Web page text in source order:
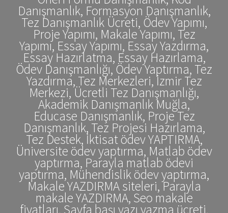
Danışmanlık, Formasyon Danışmanlık,
Tez Danışmanlık Ücreti, Ödev Yapımı,
Proje Yapımı, Makale Yapımı, Tez
Yapımı, Essay Yapımı, Essay Yazdırma,
Essay Hazırlatma, Essay Hazırlama,
Ödev Danışmanlığı, Ödev Yaptırma, Tez
Yazdırma, Tez Merkezleri, İzmir Tez
Merkezi, Ücretli Tez Danışmanlığı,
Akademik Danışmanlık Muğla,
Educase Danışmanlık, Proje Tez
Danışmanlık, Tez Projesi Hazırlama,
Tez Destek, İktisat ödev YAPTIRMA,
Üniversite ödev yaptırma, Matlab ödev
yaptırma, Parayla matlab ödevi
yaptırma, Mühendislik ödev yaptırma,
Makale YAZDIRMA siteleri, Parayla
makale YAZDIRMA, Seo makale
fiyatları, Sayfa başı yazı yazma ücreti,